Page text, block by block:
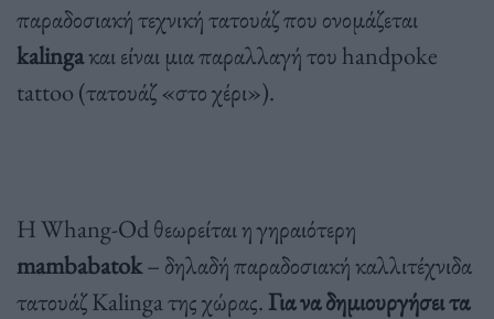
παραδοσιακή τεχνική τατουάζ που ονομάζεται
kalingaκαι είναι μια παραλλαγή του handpoke
tattoo (τατουάζ «στο χέρι»).
Η Whang-Od θεωρείται η γηραιότερη
mambabatok– δηλαδή παραδοσιακή καλλιτέχνιδα
τατουάζ Kalinga της χώρας.Για να δημιουργήσει τα